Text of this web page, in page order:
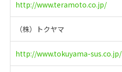
http://www.teramoto.co.jp/
（株）トクヤマ
http://www.tokuyama-sus.co.jp/